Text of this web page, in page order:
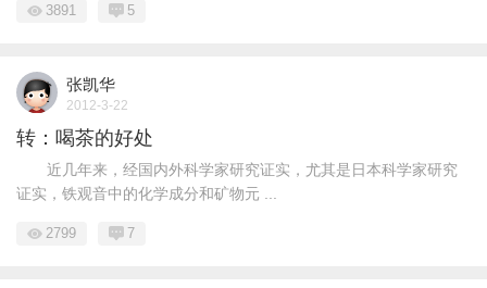
3891 5
张凯华
2012-3-22
转：喝茶的好处
近几年来，经国内外科学家研究证实，尤其是日本科学家研究
证实，铁观音中的化学成分和矿物元 ...
2799 7